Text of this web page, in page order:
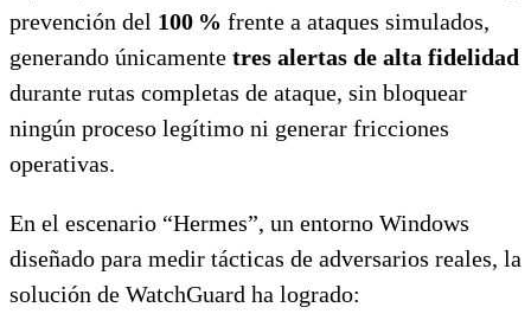
prevención del 100 % frente a ataques simulados,
generando únicamente tres alertas de alta fidelidad
durante rutas completas de ataque, sin bloquear
ningún proceso legítimo ni generar fricciones
operativas.
En el escenario “Hermes”, un entorno Windows
diseñado para medir tácticas de adversarios reales, la
solución de WatchGuard ha logrado: